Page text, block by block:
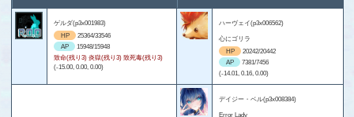
ゲルダ(p3x001983)
HP
25364/33546
AP
15948/15948
致命(残り3) 炎獄(残り3) 致死毒(残り3)
(-15.00, 0.00, 0.00)
ハーヴェイ(p3x006562)
心にゴリラ
HP
20242/20442
AP
7381/7456
(-14.01, 0.16, 0.00)
デイジー・ベル(p3x008384)
Error Lady